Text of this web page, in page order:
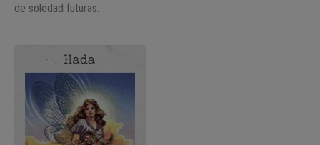
de soledad futuras.